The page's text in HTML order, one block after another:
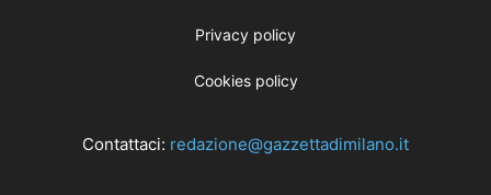
Privacy policy
Cookies policy
Contattaci: redazione@gazzettadimilano.it